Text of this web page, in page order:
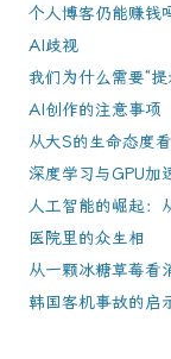
个人博客仍能赚钱
AI歧视
我们为什么需要“
AI创作的注意事项
从大S的生命态度
深度学习与GPU加
人工智能的崛起：
医院里的众生相
从一颗冰糖草莓看
韩国客机事故的启